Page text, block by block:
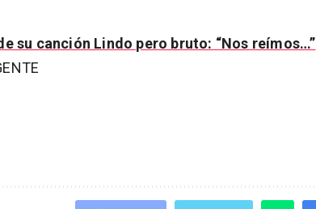
su canción Lindo pero bruto: “Nos reímos…”